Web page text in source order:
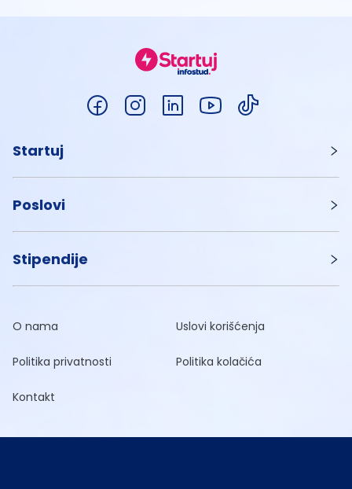
Startuj
Poslovi
Stipendije
O nama Uslovi korišćenja
Politika privatnosti Politika kolačića
Kontakt